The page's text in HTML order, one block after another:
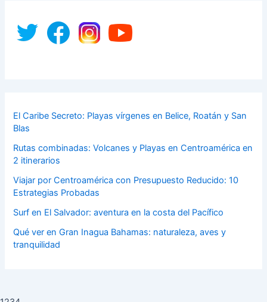
El Caribe Secreto: Playas vírgenes en Belice, Roatán y San
Blas
Rutas combinadas: Volcanes y Playas en Centroamérica en
2 itinerarios
Viajar por Centroamérica con Presupuesto Reducido: 10
Estrategias Probadas
Surf en El Salvador: aventura en la costa del Pacífico
Qué ver en Gran Inagua Bahamas: naturaleza, aves y
tranquilidad